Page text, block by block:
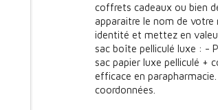
coffrets cadeaux ou bien
apparaitre le nom de
identité et mettez en
sac boîte pelliculé luxe : -
sac papier luxe pelliculé +
efficace en
coordonnées.